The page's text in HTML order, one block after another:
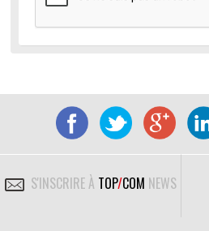
S'INSCRIRE À TOP/COM NEWS